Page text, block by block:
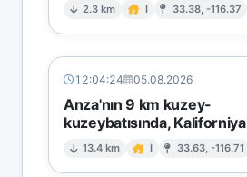
2.3 km I 33.38, -116.37
12:04:24 05.08.2026
Anza'nın 9 km kuzey-
kuzeybatısında, Kaliforniya
13.4 km I 33.63, -116.71